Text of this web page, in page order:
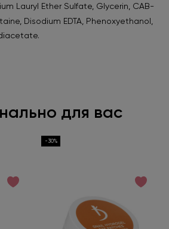
Lauryl Ether Sulfate, Glycerin, CAB-
Disodium EDTA, Phenoxyethanol,
для вас
-30%